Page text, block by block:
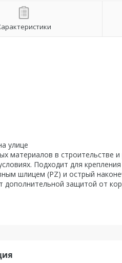
улице
материалов в строительстве
Подходит для
шлицем (PZ) и острый
защитой от